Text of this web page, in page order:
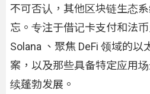
不可否认，其他区块链生态
忘。专注于借记卡支付和法
Solana 、聚焦 DeFi 领域的
案，以及那些具备特定应用
续蓬勃发展。